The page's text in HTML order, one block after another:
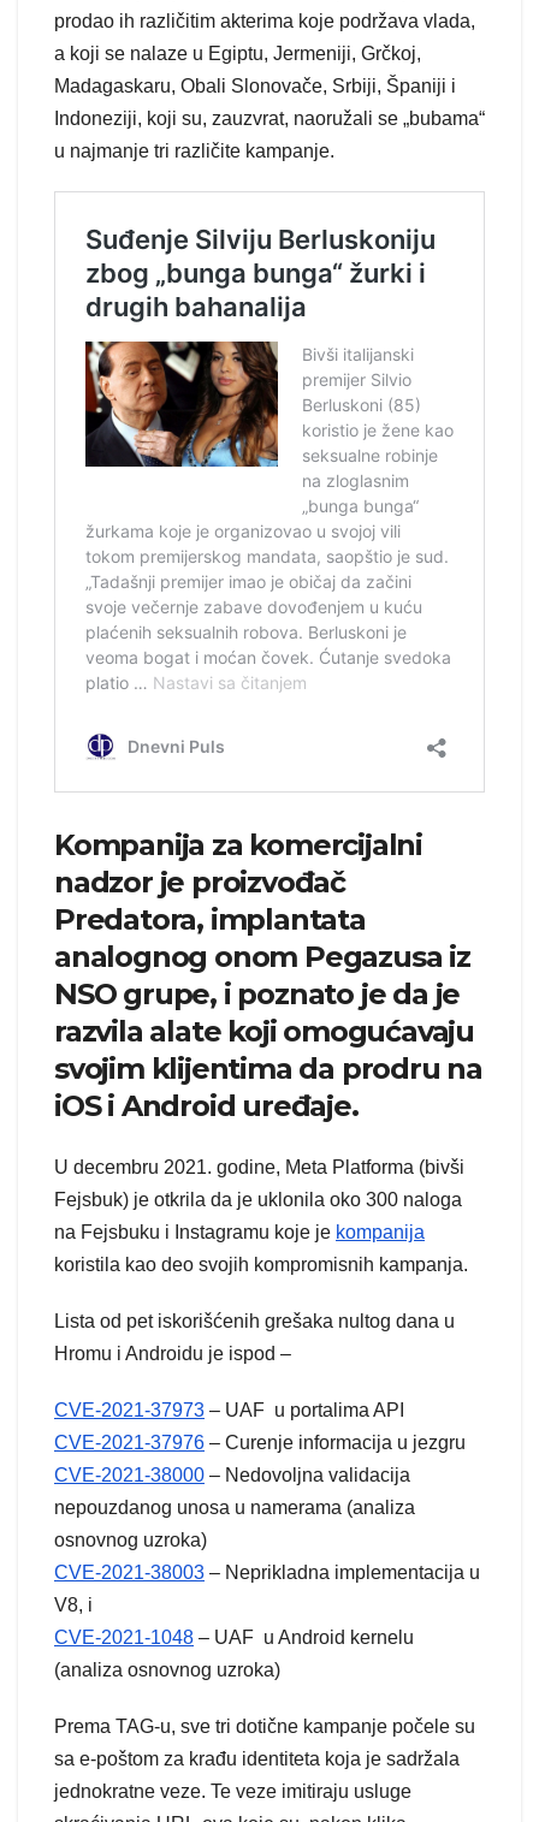
prodao ih različitim akterima koje podržava vlada,
a koji se nalaze u Egiptu, Jermeniji, Grčkoj,
Madagaskaru, Obali Slonovače, Srbiji, Španiji i
Indoneziji, koji su, zauzvrat, naoružali se „bubama“
u najmanje tri različite kampanje.
Kompanija za komercijalni
nadzor je proizvođač
Predatora, implantata
analognog onom Pegazusa iz
NSO grupe, i poznato je da je
razvila alate koji omogućavaju
svojim klijentima da prodru na
iOS i Android uređaje.
U decembru 2021. godine, Meta Platforma (bivši
Fejsbuk) je otkrila da je uklonila oko 300 naloga
na Fejsbuku i Instagramu koje je kompanija
koristila kao deo svojih kompromisnih kampanja.
Lista od pet iskorišćenih grešaka nultog dana u
Hromu i Androidu je ispod –
CVE-2021-37973 – UAF u portalima API
CVE-2021-37976 – Curenje informacija u jezgru
CVE-2021-38000 – Nedovoljna validacija
nepouzdanog unosa u namerama (analiza
osnovnog uzroka)
CVE-2021-38003 – Neprikladna implementacija u
V8, i
CVE-2021-1048 – UAF u Android kernelu
(analiza osnovnog uzroka)
Prema TAG-u, sve tri dotične kampanje počele su
sa e-poštom za krađu identiteta koja je sadržala
jednokratne veze. Te veze imitiraju usluge